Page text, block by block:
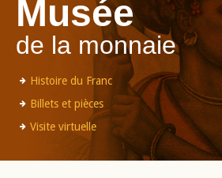
Musée
de la monnaie
Histoire du Franc
Billets et pièces
Visite virtuelle